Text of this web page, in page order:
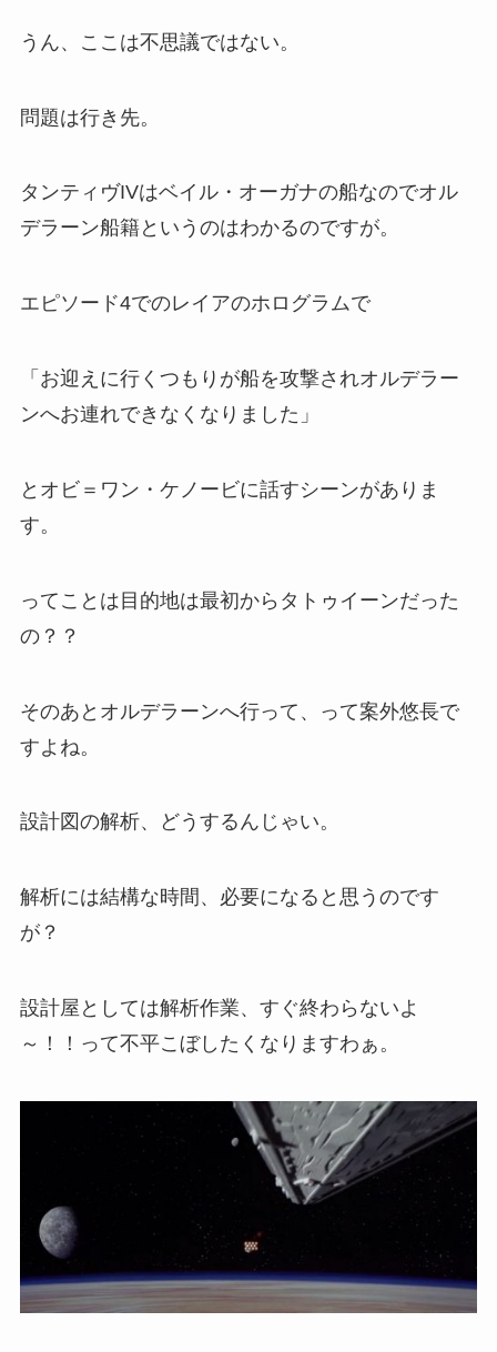
うん、ここは不思議ではない。
問題は行き先。
タンティヴIVはベイル・オーガナの船なのでオル
デラーン船籍というのはわかるのですが。
エピソード4でのレイアのホログラムで
「お迎えに行くつもりが船を攻撃されオルデラー
ンへお連れできなくなりました」
とオビ＝ワン・ケノービに話すシーンがありま
す。
ってことは目的地は最初からタトゥイーンだった
の？？
そのあとオルデラーンへ行って、って案外悠長で
すよね。
設計図の解析、どうするんじゃい。
解析には結構な時間、必要になると思うのです
が？
設計屋としては解析作業、すぐ終わらないよ
～！！って不平こぼしたくなりますわぁ。